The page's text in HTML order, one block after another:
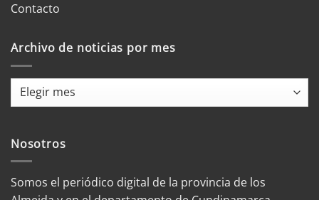
Contacto
Archivo de noticias por mes
Archivo
mes
Nosotros
Somos el periódico digital de la provincia de los